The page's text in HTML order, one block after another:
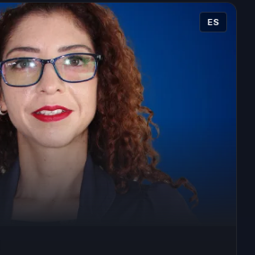
ES